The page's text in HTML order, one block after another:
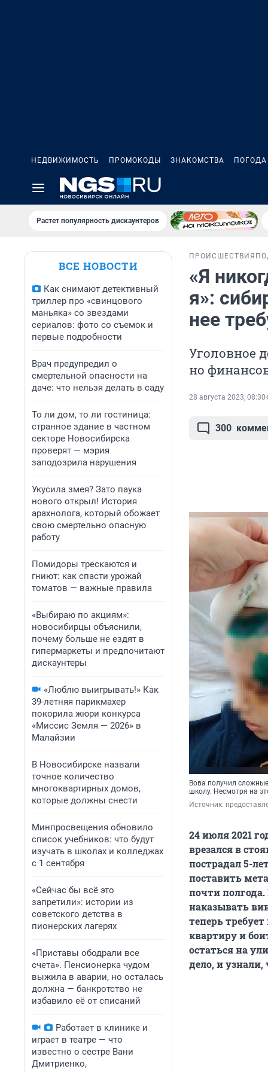
НЕДВИЖИМОСТЬ ПРОМОКОДЫ ЗНАКОМСТВА ПОГОДА
Растет популярность дискаунтеров
ВСЕ НОВОСТИ
Как снимают детективный
триллер про «свинцового
маньяка» со звездами
сериалов: фото со съемок и
первые подробности
Врач предупредил о
смертельной опасности на
даче: что нельзя делать в саду
То ли дом, то ли гостиница:
странное здание в частном
секторе Новосибирска
проверят — мэрия
заподозрила нарушения
Укусила змея? Зато паука
нового открыл! История
арахнолога, который обожает
свою смертельно опасную
работу
Помидоры трескаются и
гниют: как спасти урожай
томатов — важные правила
«Выбираю по акциям»:
новосибирцы объяснили,
почему больше не ездят в
гипермаркеты и предпочитают
дискаунтеры
«Люблю выигрывать!» Как
39-летняя парикмахер
покорила жюри конкурса
«Миссис Земля — 2026» в
Малайзии
В Новосибирске назвали
точное количество
многоквартирных домов,
которые должны снести
Минпросвещения обновило
список учебников: что будут
изучать в школах и колледжах
с 1 сентября
«Сейчас бы всё это
запретили»: истории из
советского детства в
пионерских лагерях
«Приставы ободрали все
счета». Пенсионерка чудом
выжила в аварии, но осталась
должна — банкротство не
избавило её от списаний
Работает в клинике и
играет в театре — что
известно о сестре Вани
Дмитриенко,
ПРОИСШЕСТВИЯ
«Я
я»:
нее
Уголовное
но
28 августа 2023, 08:30
300
Вова получил
школу. Несмотря на
Источник:
24 июля 2021
врезался в
пострадал 5-
поставить
почти
наказывать
теперь
квартиру и
остаться на
дело, и